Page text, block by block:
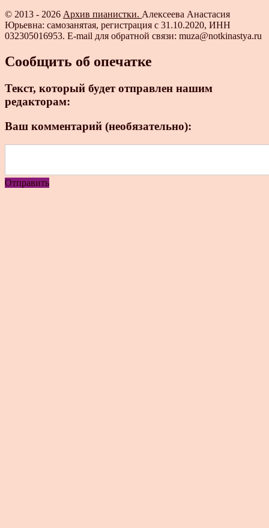
© 2013 - 2026 Архив пианистки. Алексеева Анастасия
Юрьевна: самозанятая, регистрация с 31.10.2020, ИНН
032305016953. E-mail для обратной связи: muza@notkinastya.ru
Сообщить об опечатке
Текст, который будет отправлен нашим
редакторам:
Ваш комментарий (необязательно):
Отправить